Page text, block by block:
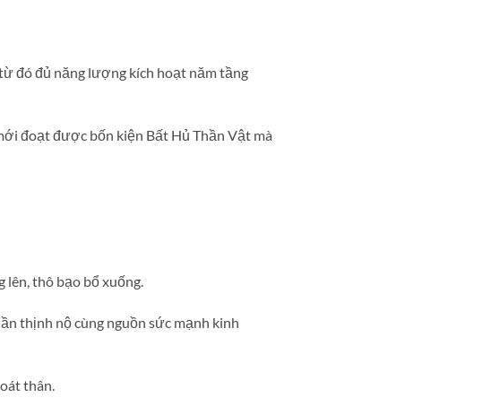
đó đủ năng lượng kích hoạt năm tầng
đoạt được bốn kiện Bất Hủ Thần Vật mà
lên, thô bạo bổ xuống.
thịnh nộ cùng nguồn sức mạnh kinh
thân.